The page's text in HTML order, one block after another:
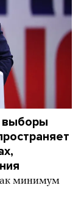
выборы
минимум